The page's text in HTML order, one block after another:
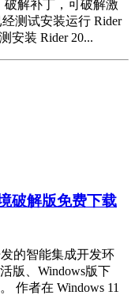
破解补丁，可破解激
测试安装运行 Rider
安装 Rider 20...
破解版免费下载
发的智能集成开发环
版、Windows版下
作者在 Windows 11